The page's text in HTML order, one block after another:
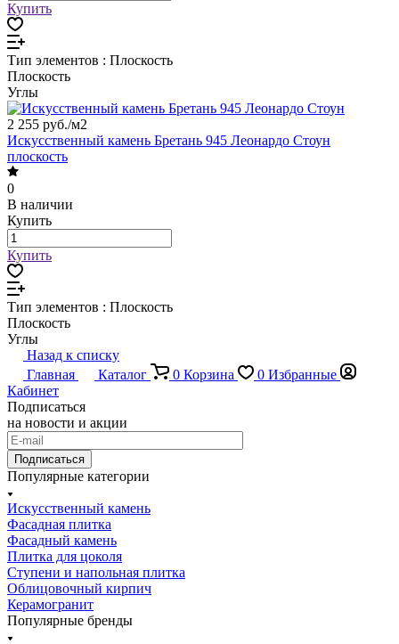
Купить
Тип элементов : Плоскость
Плоскость
Углы
2 255 руб./м2
Искусственный камень Бретань 945 Леонардо Стоун
плоскость
0
В наличии
Купить
Купить
Тип элементов : Плоскость
Плоскость
Углы
Назад к списку
Главная
Каталог 0 Корзина 0 Избранные
Кабинет
Подписаться
на новости и акции
Подписаться
Популярные категории
Искусственный камень
Фасадная плитка
Фасадный камень
Плитка для цоколя
Ступени и напольная плитка
Облицовочный кирпич
Керамогранит
Популярные бренды